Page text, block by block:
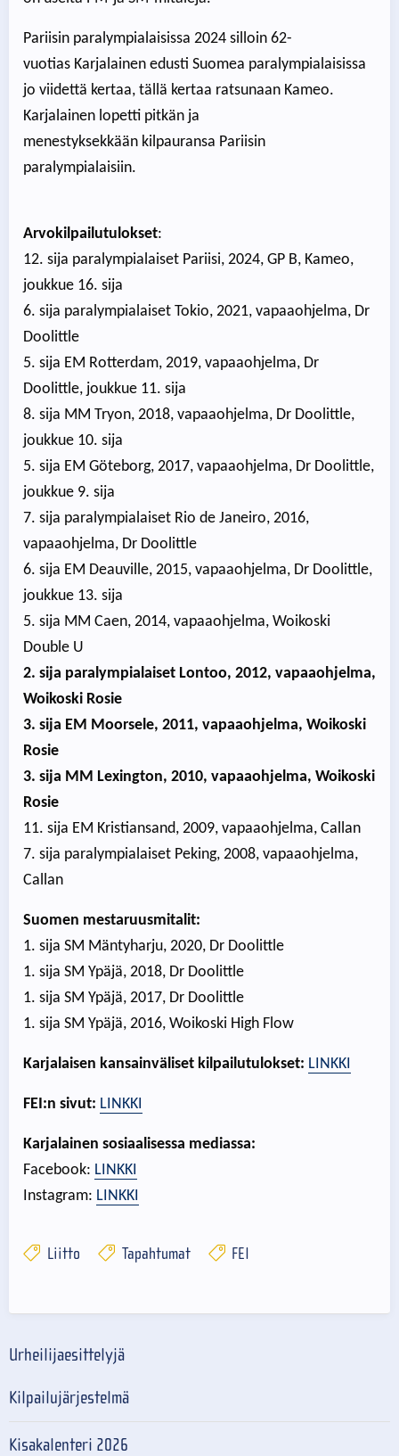
Pariisin paralympialaisissa 2024 silloin 62-
vuotias Karjalainen edusti Suomea paralympialaisissa
jo viidettä kertaa, tällä kertaa ratsunaan Kameo.
Karjalainen lopetti pitkän ja
menestyksekkään kilpauransa Pariisin
paralympialaisiin.
Arvokilpailutulokset:
12. sija paralympialaiset Pariisi, 2024, GP B, Kameo,
joukkue 16. sija
6. sija paralympialaiset Tokio, 2021, vapaaohjelma, Dr
Doolittle
5. sija EM Rotterdam, 2019, vapaaohjelma, Dr
Doolittle, joukkue 11. sija
8. sija MM Tryon, 2018, vapaaohjelma, Dr Doolittle,
joukkue 10. sija
5. sija EM Göteborg, 2017, vapaaohjelma, Dr Doolittle,
joukkue 9. sija
7. sija paralympialaiset Rio de Janeiro, 2016,
vapaaohjelma, Dr Doolittle
6. sija EM Deauville, 2015, vapaaohjelma, Dr Doolittle,
joukkue 13. sija
5. sija MM Caen, 2014, vapaaohjelma, Woikoski
Double U
2. sija paralympialaiset Lontoo, 2012, vapaaohjelma,
Woikoski Rosie
3. sija EM Moorsele, 2011, vapaaohjelma, Woikoski
Rosie
3. sija MM Lexington, 2010, vapaaohjelma, Woikoski
Rosie
11. sija EM Kristiansand, 2009, vapaaohjelma, Callan
7. sija paralympialaiset Peking, 2008, vapaaohjelma,
Callan
Suomen mestaruusmitalit:
1. sija SM Mäntyharju, 2020, Dr Doolittle
1. sija SM Ypäjä, 2018, Dr Doolittle
1. sija SM Ypäjä, 2017, Dr Doolittle
1. sija SM Ypäjä, 2016, Woikoski High Flow
Karjalaisen kansainväliset kilpailutulokset: LINKKI
FEI:n sivut: LINKKI
Karjalainen sosiaalisessa mediassa:
Facebook: LINKKI
Instagram: LINKKI
Liitto Tapahtumat FEI
Urheilijaesittelyjä
Kilpailujärjestelmä
Kisakalenteri 2026